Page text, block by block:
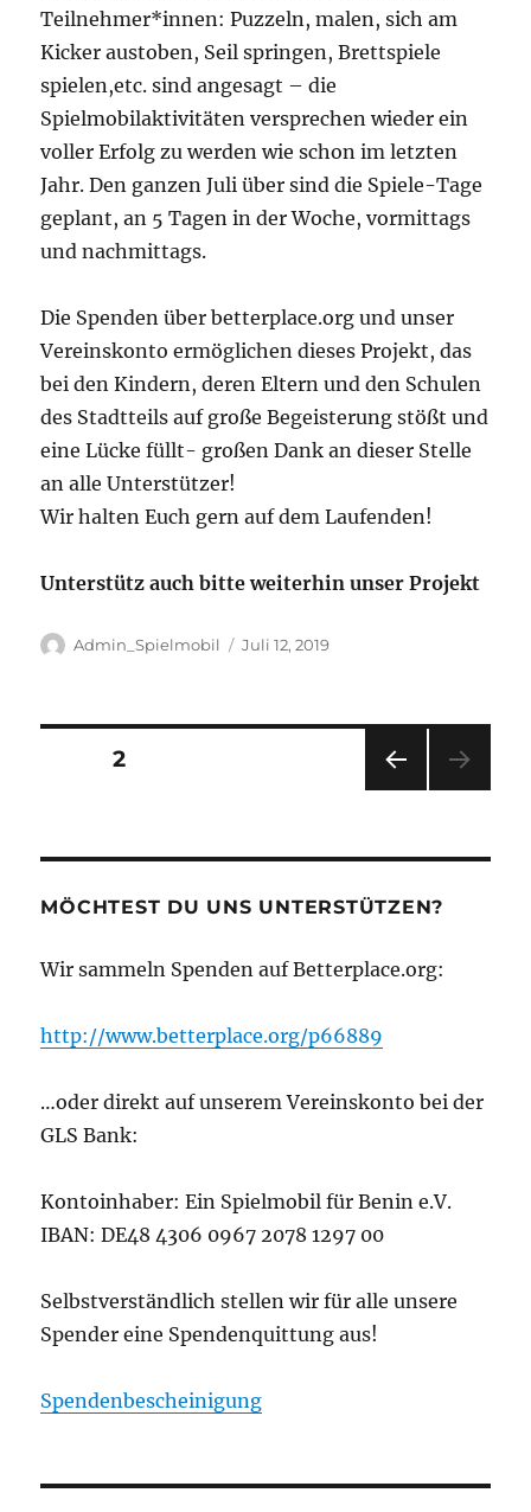
Teilnehmer*innen: Puzzeln, malen, sich am
Kicker austoben, Seil springen, Brettspiele
spielen,etc. sind angesagt – die
Spielmobilaktivitäten versprechen wieder ein
voller Erfolg zu werden wie schon im letzten
Jahr. Den ganzen Juli über sind die Spiele-Tage
geplant, an 5 Tagen in der Woche, vormittags
und nachmittags.
Die Spenden über betterplace.org und unser
Vereinskonto ermöglichen dieses Projekt, das
bei den Kindern, deren Eltern und den Schulen
des Stadtteils auf große Begeisterung stößt und
eine Lücke füllt- großen Dank an dieser Stelle
an alle Unterstützer!
Wir halten Euch gern auf dem Laufenden!
Unterstütz auch bitte weiterhin unser Projekt
Autor
Admin_Spielmobil
Veröffentlicht
Juli 12, 2019
Seitennummerierung
Beiträge
SEIT
E
SEITE2
MÖCHTEST DU UNS UNTERSTÜTZEN?
Wir sammeln Spenden auf Betterplace.org:
http://www.betterplace.org/p66889
…oder direkt auf unserem Vereinskonto bei der
GLS Bank:
Kontoinhaber: Ein Spielmobil für Benin e.V.
IBAN: DE48 4306 0967 2078 1297 00
Selbstverständlich stellen wir für alle unsere
Spender eine Spendenquittung aus!
Spendenbescheinigung